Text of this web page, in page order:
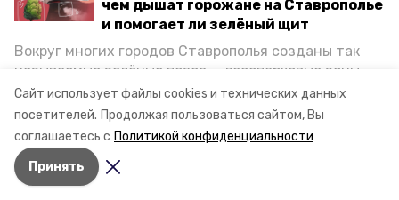
Сайт использует файлы cookies и технических данных
посетителей. Продолжая пользоваться сайтом, Вы
соглашаетесь с Политикой конфиденциальности
Принять
чем дышат горожане на Ставрополье
и помогает ли зелёный щит
Вокруг многих городов Ставрополья созданы так
называемые зелёные пояса — лесопарковые зоны,
снижающие негативное воздействие выхлопных
газов на атмосферу. Справляются ли они с
постоянно растущим потоком автотранспорта и
каким воздухом дышат жители края, узнала
корреспондент «Победы26».
предприниматели получат возможность
сэкономитьна вывозе технических
коммунальных отходов.
Авторы: Наталья Саенко